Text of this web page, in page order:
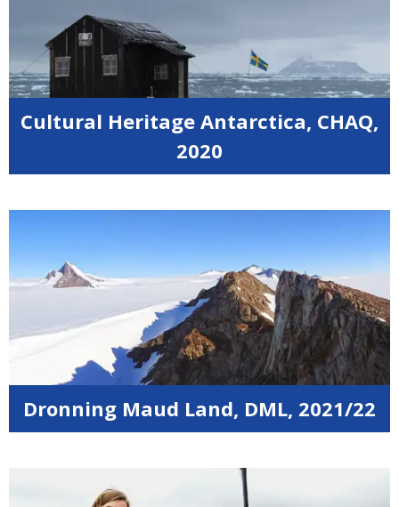
Cultural Heritage Antarctica, CHAQ,
2020
Dronning Maud Land, DML, 2021/22